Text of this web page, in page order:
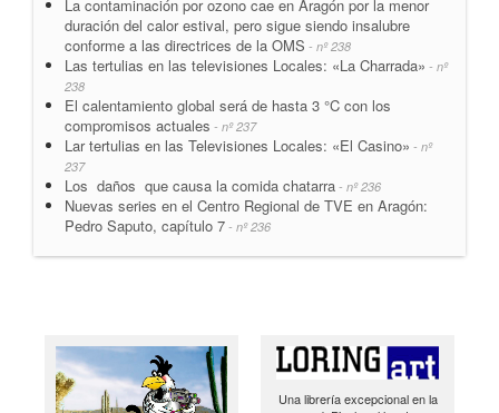
La contaminación por ozono cae en Aragón por la menor
duración del calor estival, pero sigue siendo insalubre
conforme a las directrices de la OMS - nº 238
Las tertulias en las televisiones Locales: «La Charrada» - nº
238
El calentamiento global será de hasta 3 °C con los
compromisos actuales - nº 237
Lar tertulias en las Televisiones Locales: «El Casino» - nº
237
Los daños que causa la comida chatarra - nº 236
Nuevas series en el Centro Regional de TVE en Aragón:
Pedro Saputo, capítulo 7 - nº 236
Una librería excepcional en la